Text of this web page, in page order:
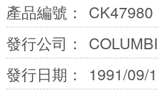
產品編號：
CK47980
發行公司：
發行日期：
1991/09/